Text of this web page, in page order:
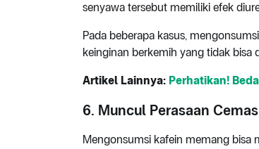
senyawa tersebut memiliki efek
Pada beberapa kasus,
keinginan berkemih yang tidak bisa
Artikel Lainnya: Perhatikan!
6. Muncul Perasaan
Mengonsumsi kafein memang bisa